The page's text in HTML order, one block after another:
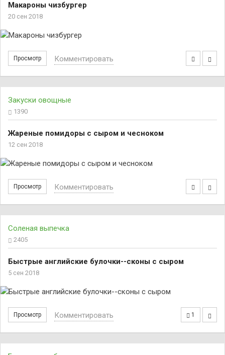
Макароны чизбургер
20 сен 2018
Просмотр Комментировать
Закуски овощные
1390
Жареные помидоры с сыром и чесноком
12 сен 2018
Просмотр Комментировать
Соленая выпечка
2405
Быстрые английские булочки--сконы с сыром
5 сен 2018
Просмотр 1
Комментировать